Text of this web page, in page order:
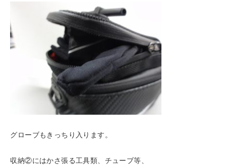
グローブもきっちり入ります。
収納②にはかさ張る工具類、チューブ等、